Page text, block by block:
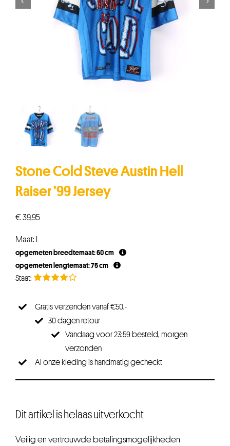
Stone Cold Steve Austin Hell
Raiser ’99 Jersey
€39,95
Maat: L
opgemeten breedtemaat: 60 cm
opgemeten lengtemaat: 75 cm
Gratis verzenden vanaf €50,-
30 dagen retour
Vandaag voor 23:59 besteld, morgen
verzonden
Al onze kleding is handmatig gecheckt
Dit artikel is helaas uitverkocht
Veilig en vertrouwde betalingsmogelijkheden